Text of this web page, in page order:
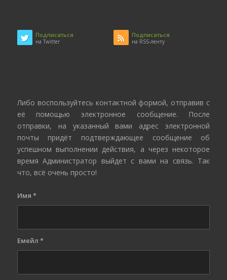
Подписаться
на Twitter
Подписаться
на RSS-ленту
Либо воспользуйтесь контактной формой, отправив с
её помощью электронное сообщение. После
отправки, на указанный вами адрес электронной
почты придёт подтверждающее сообщение об
успешном выполнении действия, а через некоторое
время Администратор выйдет с вами на связь. Так
что, всё очень просто!
Имя *
Емейл *